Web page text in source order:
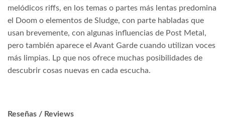
melódicos riffs, en los temas o partes más lentas predomina
el Doom o elementos de Sludge, con parte habladas que
usan brevemente, con algunas influencias de Post Metal,
pero también aparece el Avant Garde cuando utilizan voces
más limpias. Lp que nos ofrece muchas posibilidades de
descubrir cosas nuevas en cada escucha.
Reseñas / Reviews